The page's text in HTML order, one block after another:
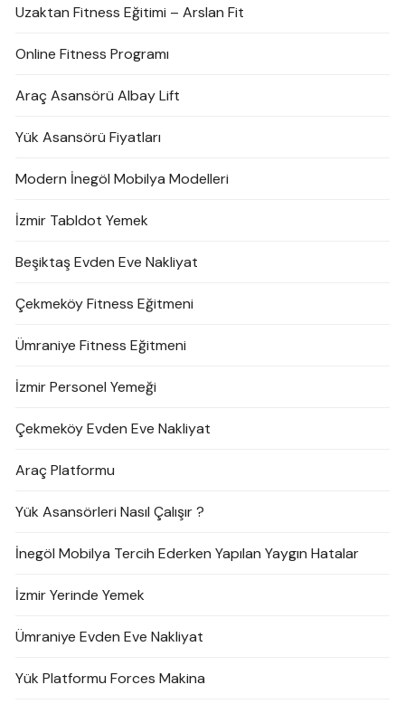
Uzaktan Fitness Eğitimi – Arslan Fit
Online Fitness Programı
Araç Asansörü Albay Lift
Yük Asansörü Fiyatları
Modern İnegöl Mobilya Modelleri
İzmir Tabldot Yemek
Beşiktaş Evden Eve Nakliyat
Çekmeköy Fitness Eğitmeni
Ümraniye Fitness Eğitmeni
İzmir Personel Yemeği
Çekmeköy Evden Eve Nakliyat
Araç Platformu
Yük Asansörleri Nasıl Çalışır ?
İnegöl Mobilya Tercih Ederken Yapılan Yaygın Hatalar
İzmir Yerinde Yemek
Ümraniye Evden Eve Nakliyat
Yük Platformu Forces Makina